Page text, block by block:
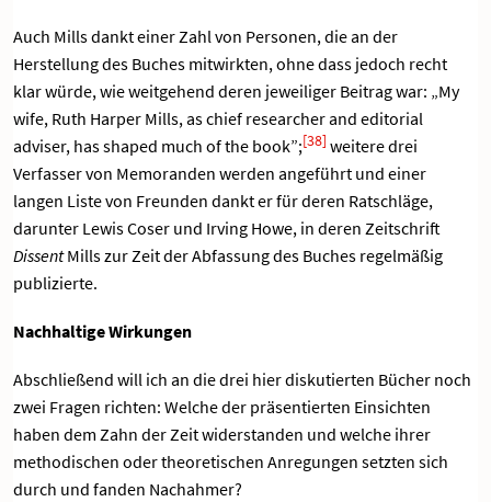
Auch Mills dankt einer Zahl von Personen, die an der
Herstellung des Buches mitwirkten, ohne dass jedoch recht
klar würde, wie weitgehend deren jeweiliger Beitrag war: „My
wife, Ruth Harper Mills, as chief researcher and editorial
adviser, has shaped much of the book”;[38] weitere drei
Verfasser von Memoranden werden angeführt und einer
langen Liste von Freunden dankt er für deren Ratschläge,
darunter Lewis Coser und Irving Howe, in deren Zeitschrift
DissentMills zur Zeit der Abfassung des Buches regelmäßig
publizierte.
Nachhaltige Wirkungen
Abschließend will ich an die drei hier diskutierten Bücher noch
zwei Fragen richten: Welche der präsentierten Einsichten
haben dem Zahn der Zeit widerstanden und welche ihrer
methodischen oder theoretischen Anregungen setzten sich
durch und fanden Nachahmer?